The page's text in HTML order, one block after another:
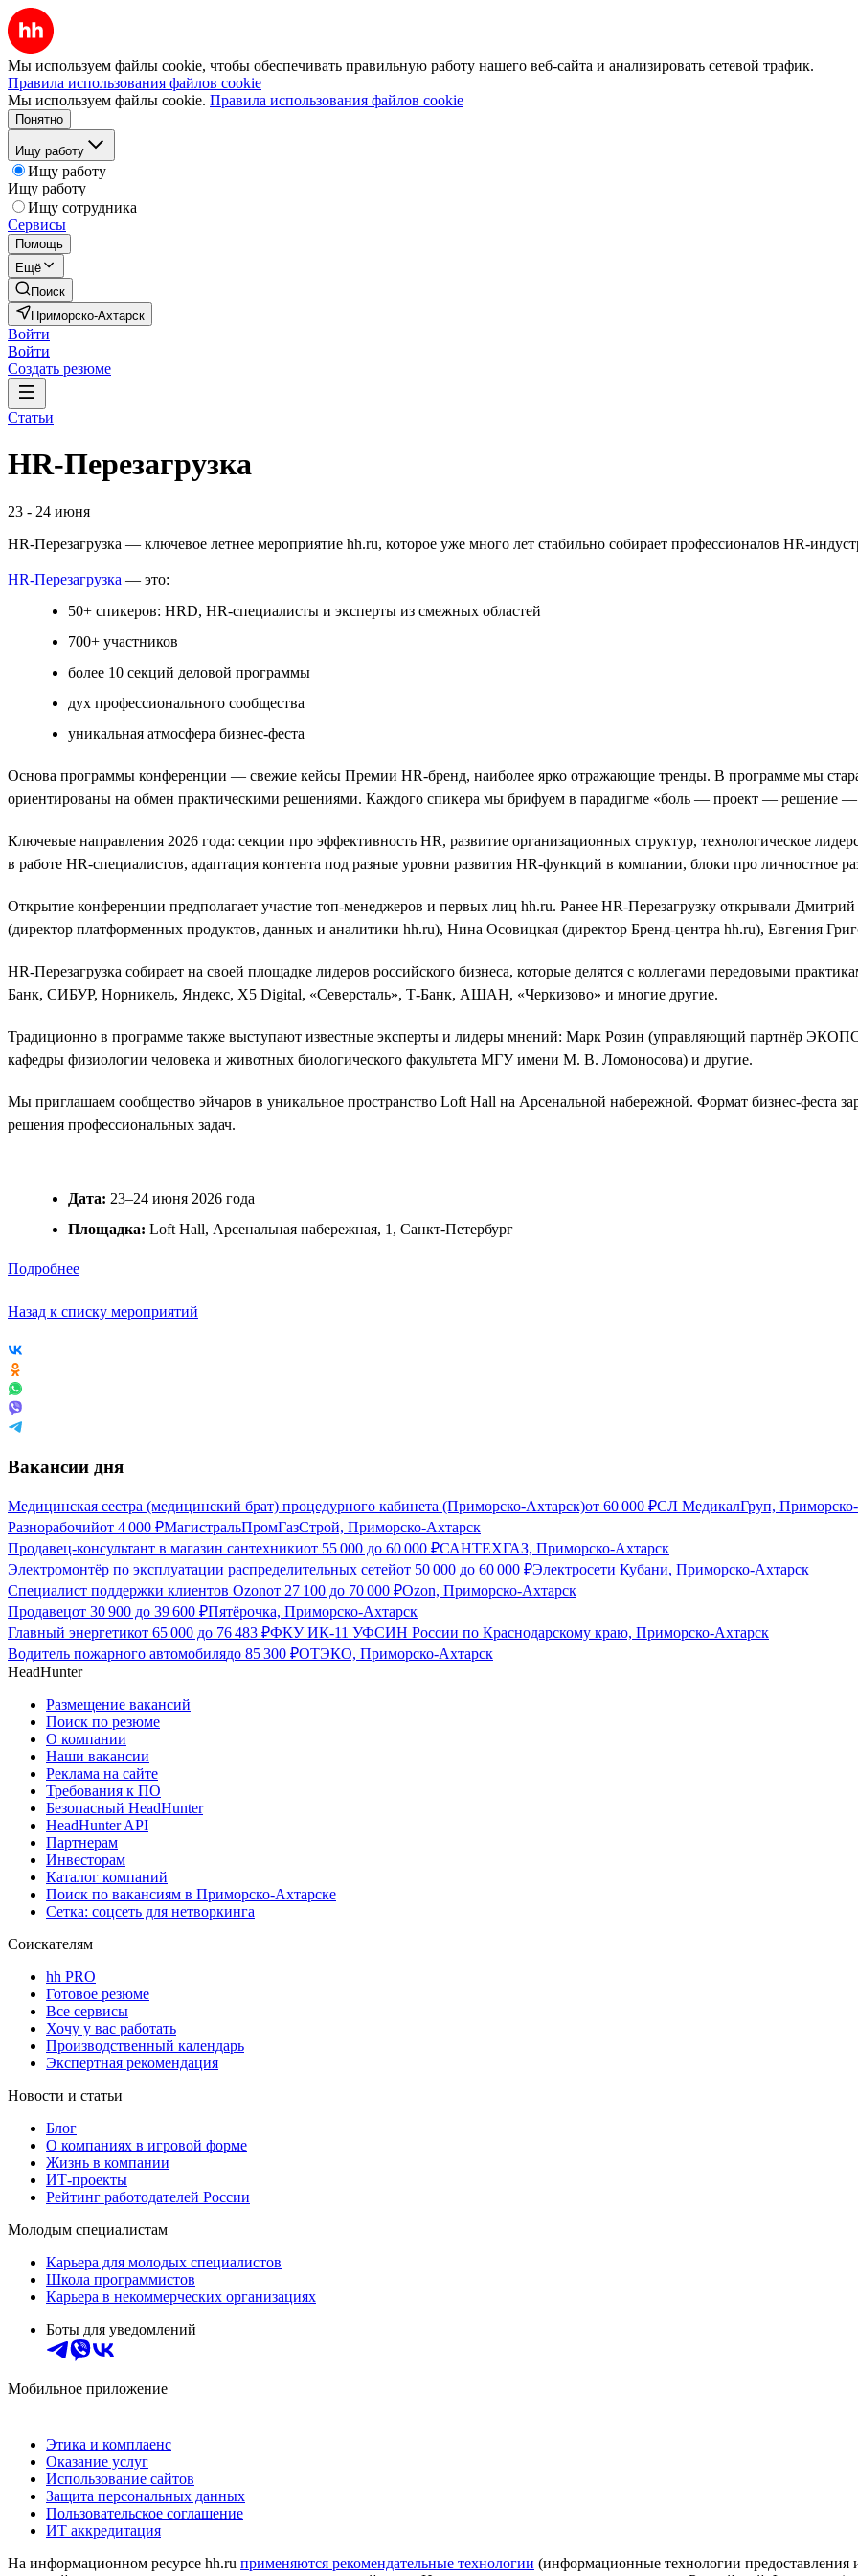
Мы используем файлы cookie, чтобы обеспечивать правильную работу нашего веб-сайта и анализировать сетевой трафик.
Правила использования файлов cookie
Мы используем файлы cookie. Правила использования файлов cookie
Понятно
Ищу работу
Ищу работу
Ищу работу
Ищу сотрудника
Сервисы
Помощь
Ещё
Поиск
Приморско-Ахтарск
Войти
Войти
Создать резюме
Статьи
HR-Перезагрузка
23 - 24 июня
HR-Перезагрузка — ключевое летнее мероприятие hh.ru, которое уже много лет стабильно собирает профессионалов HR-
HR-Перезагрузка — это:
50+ спикеров: HRD, HR-специалисты и эксперты из смежных областей
700+ участников
более 10 секций деловой программы
дух профессионального сообщества
уникальная атмосфера бизнес-феста
Основа программы конференции — свежие кейсы Премии HR-бренд, наиболее ярко отражающие тренды. В программе мы
ориентированы на обмен практическими решениями. Каждого спикера мы брифуем в парадигме «боль — проект — решение —
Ключевые направления 2026 года: секции про эффективность HR, развитие организационных структур, технологическое
в работе HR-специалистов, адаптация контента под разные уровни развития HR-функций в компании, блоки про личностное
Открытие конференции предполагает участие топ-менеджеров и первых лиц hh.ru. Ранее HR-Перезагрузку открывали
(директор платформенных продуктов, данных и аналитики hh.ru), Нина Осовицкая (директор Бренд-центра hh.ru), Евгения
HR-Перезагрузка собирает на своей площадке лидеров российского бизнеса, которые делятся с коллегами передовыми
Банк, СИБУР, Норникель, Яндекс, Х5 Digital, «Северсталь», Т-Банк, АШАН, «Черкизово» и многие другие.
Традиционно в программе также выступают известные эксперты и лидеры мнений: Марк Розин (управляющий партнёр
кафедры физиологии человека и животных биологического факультета МГУ имени М. В. Ломоносова) и другие.
Мы приглашаем сообщество эйчаров в уникальное пространство Loft Hall на Арсенальной набережной. Формат бизнес-феста
решения профессиональных задач.
Дата: 23–24 июня 2026 года
Площадка: Loft Hall, Арсенальная набережная, 1, Санкт-Петербург
Подробнее
Назад к списку мероприятий
Вакансии дня
Медицинская сестра (медицинский брат) процедурного кабинета (Приморско-Ахтарск)от 60 000 ₽СЛ МедикалГруп,
Разнорабочийот 4 000 ₽МагистральПромГазСтрой, Приморско-Ахтарск
Продавец-консультант в магазин сантехникиот 55 000 до 60 000 ₽САНТЕХГАЗ, Приморско-Ахтарск
Электромонтёр по эксплуатации распределительных сетейот 50 000 до 60 000 ₽Электросети Кубани, Приморско-Ахтарск
Специалист поддержки клиентов Ozonот 27 100 до 70 000 ₽Ozon, Приморско-Ахтарск
Продавецот 30 900 до 39 600 ₽Пятёрочка, Приморско-Ахтарск
Главный энергетикот 65 000 до 76 483 ₽ФКУ ИК-11 УФСИН России по Краснодарскому краю, Приморско-Ахтарск
Водитель пожарного автомобилядо 85 300 ₽ОТЭКО, Приморско-Ахтарск
HeadHunter
Размещение вакансий
Поиск по резюме
О компании
Наши вакансии
Реклама на сайте
Требования к ПО
Безопасный HeadHunter
HeadHunter API
Партнерам
Инвесторам
Каталог компаний
Поиск по вакансиям в Приморско-Ахтарске
Сетка: соцсеть для нетворкинга
Соискателям
hh PRO
Готовое резюме
Все сервисы
Хочу у вас работать
Производственный календарь
Экспертная рекомендация
Новости и статьи
Блог
О компаниях в игровой форме
Жизнь в компании
ИТ-проекты
Рейтинг работодателей России
Молодым специалистам
Карьера для молодых специалистов
Школа программистов
Карьера в некоммерческих организациях
Боты для уведомлений
Мобильное приложение
Этика и комплаенс
Оказание услуг
Использование сайтов
Защита персональных данных
Пользовательское соглашение
ИТ аккредитация
На информационном ресурсе hh.ru применяются рекомендательные технологии (информационные технологии предоставления